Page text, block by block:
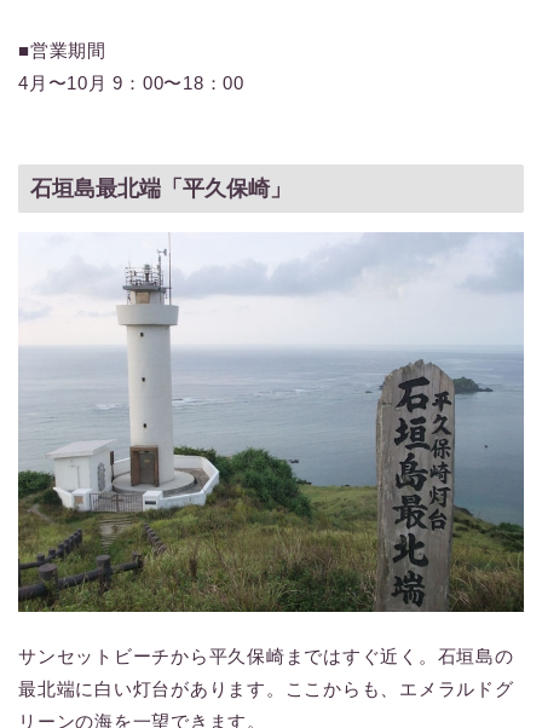
■営業期間
4月〜10月 9：00〜18：00
石垣島最北端「平久保崎」
サンセットビーチから平久保崎まではすぐ近く。石垣島の
最北端に白い灯台があります。ここからも、エメラルドグ
リーンの海を一望できます。